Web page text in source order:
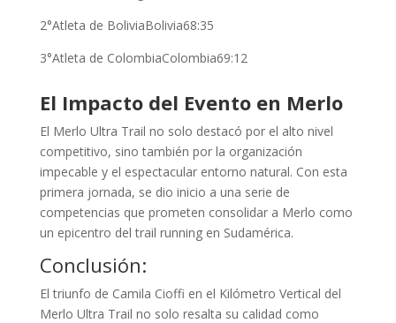
2°Atleta de BoliviaBolivia68:35
3°Atleta de ColombiaColombia69:12
El Impacto del Evento en Merlo
El Merlo Ultra Trail no solo destacó por el alto nivel
competitivo, sino también por la organización
impecable y el espectacular entorno natural. Con esta
primera jornada, se dio inicio a una serie de
competencias que prometen consolidar a Merlo como
un epicentro del trail running en Sudamérica.
Conclusión:
El triunfo de Camila Cioffi en el Kilómetro Vertical del
Merlo Ultra Trail no solo resalta su calidad como